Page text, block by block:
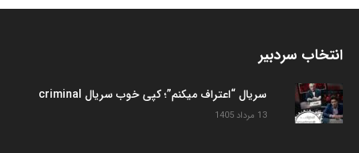
انتخاب سردبیر
سریال “اعتراف میکنم”؛ کپی خوب سریال criminal
13 مرداد 1405